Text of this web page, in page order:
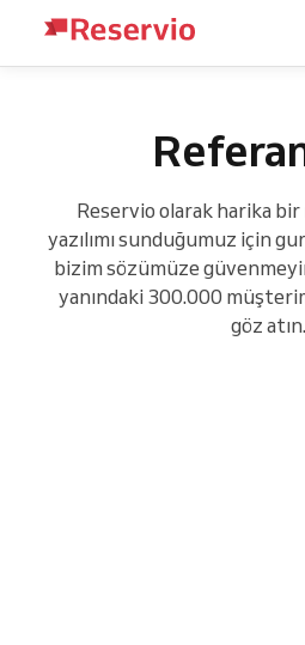
Reservio olarak harika
yazılımı sunduğumuz için
bizim sözümüze
yanındaki 300.000
göz atın.